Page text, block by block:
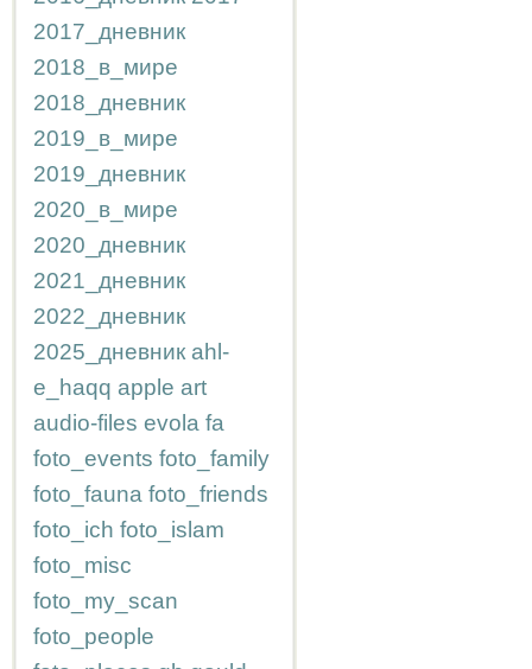
2017_дневник
2018_в_мире
2018_дневник
2019_в_мире
2019_дневник
2020_в_мире
2020_дневник
2021_дневник
2022_дневник
2025_дневник ahl-
e_haqq apple art
audio-files evola fa
foto_events foto_family
foto_fauna foto_friends
foto_ich foto_islam
foto_misc
foto_my_scan
foto_people